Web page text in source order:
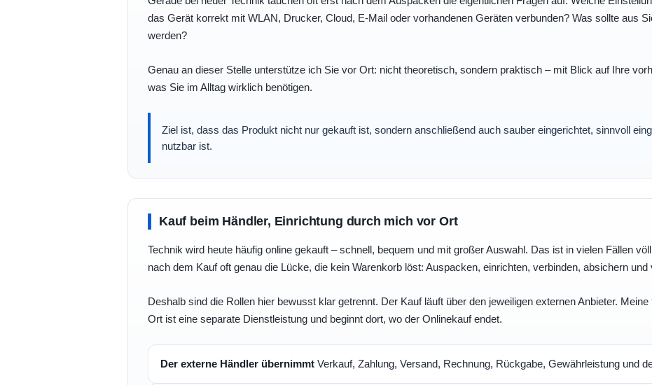
das Gerät korrekt mit WLAN, Drucker, Cloud, E-Mail oder vorhandenen Geräten verbunden? Was sollte aus
werden?
Genau an dieser Stelle unterstütze ich Sie vor Ort: nicht theoretisch, sondern praktisch – mit Blick auf Ihre
was Sie im Alltag wirklich benötigen.
Ziel ist, dass das Produkt nicht nur gekauft ist, sondern anschließend auch sauber eingerichtet, sinnvoll
nutzbar ist.
Kauf beim Händler, Einrichtung durch mich vor Ort
Technik wird heute häufig online gekauft – schnell, bequem und mit großer Auswahl. Das ist in vielen Fällen
nach dem Kauf oft genau die Lücke, die kein Warenkorb löst: Auspacken, einrichten, verbinden, absichern und
Deshalb sind die Rollen hier bewusst klar getrennt. Der Kauf läuft über den jeweiligen externen Anbieter.
Ort ist eine separate Dienstleistung und beginnt dort, wo der Onlinekauf endet.
Der externe Händler übernimmt Verkauf, Zahlung, Versand, Rechnung, Rückgabe, Gewährleistung und